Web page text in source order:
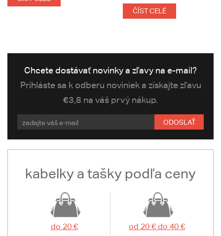
ČÍST CELÉ
Chcete dostávať novinky a zľavy na e-mail?
Prihláste sa k odberu noviniek a získajte zľavu
€3,8 na váš prvý nákup.
ODOSLAŤ
kabelky a tašky podľa ceny
do 20 € od 20 € do 40 €